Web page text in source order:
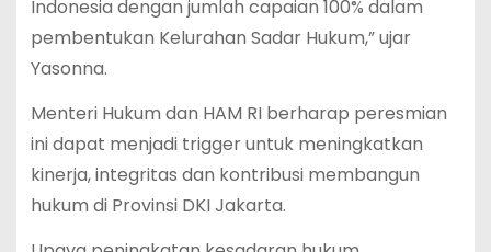
Indonesia dengan jumlah capaian 100% dalam
pembentukan Kelurahan Sadar Hukum,” ujar
Yasonna.
Menteri Hukum dan HAM RI berharap peresmian
ini dapat menjadi trigger untuk meningkatkan
kinerja, integritas dan kontribusi membangun
hukum di Provinsi DKI Jakarta.